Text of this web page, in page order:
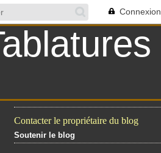
Connexion
Contacter le propriétaire du blog
Soutenir le blog